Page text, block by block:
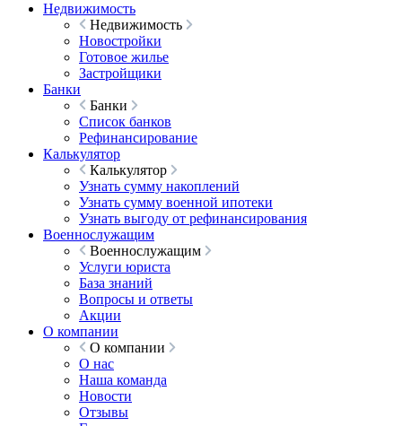
Недвижимость
Недвижимость
Новостройки
Готовое жилье
Застройщики
Банки
Банки
Список банков
Рефинансирование
Калькулятор
Калькулятор
Узнать сумму накоплений
Узнать сумму военной ипотеки
Узнать выгоду от рефинансирования
Военнослужащим
Военнослужащим
Услуги юриста
База знаний
Вопросы и ответы
Акции
О компании
О компании
О нас
Наша команда
Новости
Отзывы